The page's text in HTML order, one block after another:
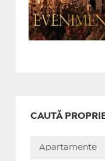
CAUTĂ